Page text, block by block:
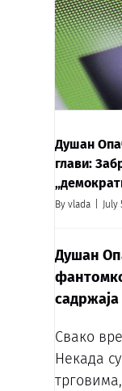
Душан
глави:
By vlada July
Душан
Свако
Некада